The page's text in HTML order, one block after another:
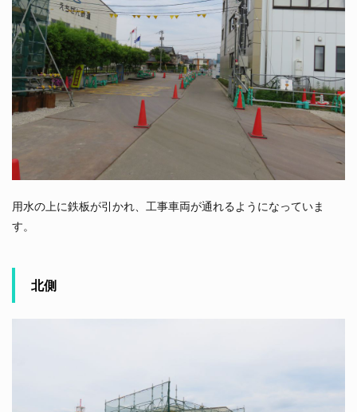
用水の上に鉄板が引かれ、工事車両が通れるようになっていま
す。
北側